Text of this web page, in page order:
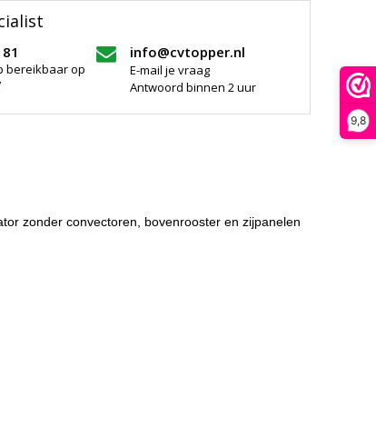
9,8
bereikbaar op
info@cvtopper.nl
E-mail je vraag
Antwoord binnen 2 uur
zonder convectoren, bovenrooster en zijpanelen